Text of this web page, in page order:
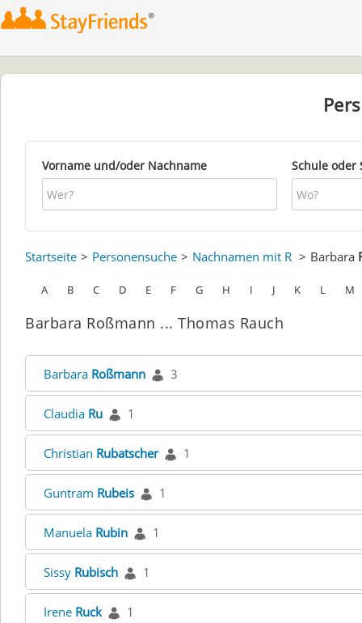
Vorname und/oder Nachname Schule oder
Startseite Personensuche Nachnamen mit R Barbara
A B C D E F G H I J K L M
Barbara Roßmann ... Thomas Rauch
Barbara Roßmann 3
Claudia Ru 1
Christian Rubatscher 1
Guntram Rubeis 1
Manuela Rubin 1
Sissy Rubisch 1
Irene Ruck 1